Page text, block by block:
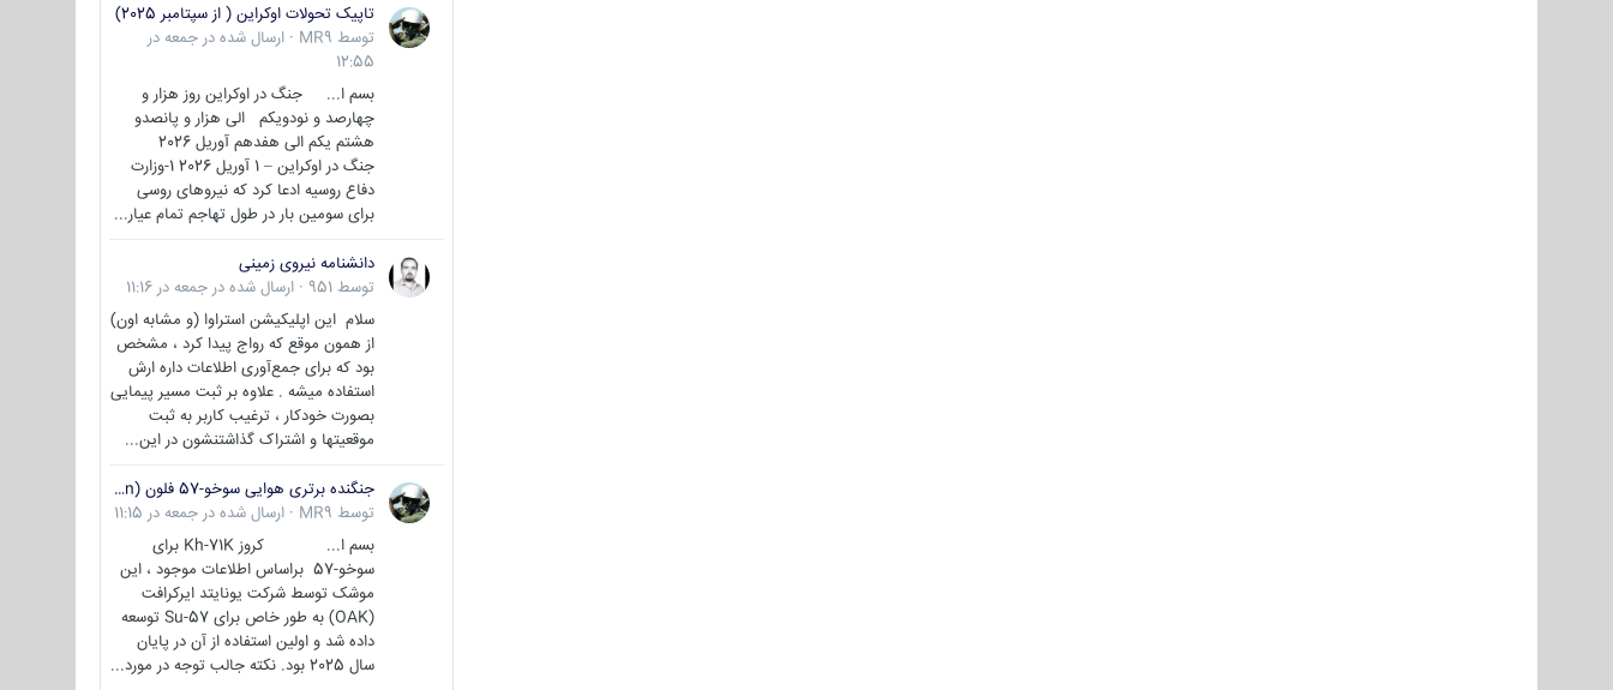
تاپیک تحولات اوکراین ( از سپتامبر 2025)
توسط MR9
· ارسال شده در جمعه در
12:55
بسم ا... جنگ در اوکراین روز هزار و
چهارصد و نودویکم الی هزار و پانصدو
هشتم یکم الی هفدهم آوریل 2026
جنگ در اوکراین – 1 آوریل 2026 1-وزارت
دفاع روسیه ادعا کرد که نیروهای روسی
برای سومین بار در طول تهاجم تمام عیار...
دانشنامه نیروی زمینی
توسط 951
· ارسال شده در جمعه در 11:16
سلام این اپلیکیشن استراوا (و مشابه اون)
از همون موقع که رواج پیدا کرد ، مشخص
بود که برای جمع‌آوری اطلاعات داره ارش
استفاده میشه . علاوه بر ثبت مسیر پیمایی
بصورت خودکار ، ترغیب کاربر به ثبت
موقعیتها و اشتراک‌ گذاشتنشون در این...
جنگنده برتری هوایی سوخو-57 فلون (Su-57/Felon)
توسط MR9
· ارسال شده در جمعه در 11:15
بسم ا... کروز Kh-71K برای
سوخو-57 براساس اطلاعات موجود ، این
موشک توسط شرکت یونایتد ایرکرافت
(OAK) به طور خاص برای Su-57 توسعه
داده شد و اولین استفاده از آن در پایان
سال 2025 بود. نکته جالب توجه در مورد...